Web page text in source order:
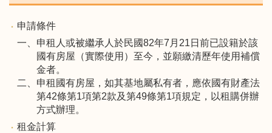
申請條件
一、申租人或被繼承人於民國82年7月21日前已設籍於該
國有房屋（實際使用）至今，並願繳清歷年使用補償
金者。
二、申租國有房屋，如其基地屬私有者，應依國有財產法
第42條第1項第2款及第49條第1項規定，以租購併辦
方式辦理。
租金計算